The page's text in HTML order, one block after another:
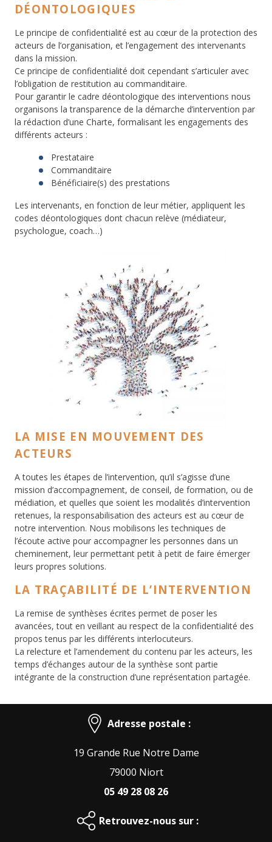
DÉONTOLOGIQUES
Le principe de confidentialité est au cœur de la protection des
acteurs de l’organisation, et l’engagement des intervenants
dans la mission.
Ce principe de confidentialité doit cependant s’articuler avec
l’obligation de restitution au commanditaire.
Pour garantir le cadre déontologique des interventions nous
organisons la transparence de la démarche d’intervention par
la rédaction d’une Charte, formalisant les engagements des
différents acteurs :
Prestataire
Commanditaire
Bénéficiaire(s) des prestations
Les intervenants, en fonction de leur métier, appliquent les
codes déontologiques dont chacun relève (médiateur,
psychologue, coach…)
LA MISE EN MOUVEMENT DES
ACTEURS
A toutes les étapes de l’intervention, qu’il s’agisse d’une
mission d’accompagnement, de conseil, de formation, ou de
médiation, et quelles que soient les modalités d’intervention
retenues, la responsabilisation des acteurs est au cœur de
notre intervention. Nous mobilisons les techniques de
l’écoute active pour accompagner les personnes dans un
cheminement, leur permettant petit à petit de faire émerger
leurs propres solutions.
LA TRAÇABILITÉ DE L’INTERVENTION
La remise de synthèses écrites permet de poser les
avancées, tout en veillant au respect de la confidentialité des
propos tenus par les différents interlocuteurs.
La relecture et l’amendement du contenu par les acteurs, les
temps d’échanges autour de la synthèse sont partie
intégrante de la construction d’une représentation partagée.
Adresse postale :
19 Grande Rue Notre Dame
79000 Niort
05 49 28 08 26
Retrouvez-nous sur :